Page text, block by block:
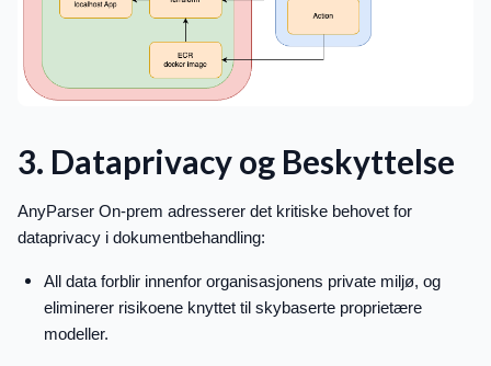
3. Dataprivacy og Beskyttelse
AnyParser On-prem adresserer det kritiske behovet for
dataprivacy i dokumentbehandling:
All data forblir innenfor organisasjonens private miljø, og
eliminerer risikoene knyttet til skybaserte proprietære
modeller.